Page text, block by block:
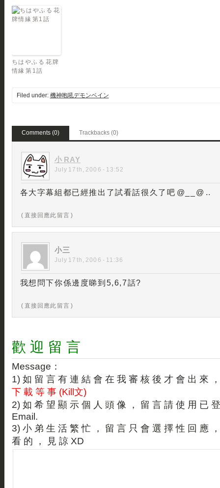
ちはやふる 花牌
情緣 第1話
Filed under: 機神咆吼デモンベイン
Comments (0) Trackbacks (0)
小 RAY
July 17th, 2006 - 13:52
各大字幕組都已經推出了試看話很久了吧 @__@ ..
( 直接回應此留言 )
小三
July 17th, 2006 - 11:36
我想問下你係邊度睇到5,6,7話?
( 直接回應此留言 )
歡 迎 留 言
Message：
1) 如 留 言 有 連 結 會 在 我 審 核 後 才 會 出 來
下 載 等 事 (Kill文)
2) 如 希 望 顯 示 個 人 頭 像 ， 留 言 請 使 用 已
Email.
3) 小 弟 生 活 繁 忙 ， 留 言 只 會 選 擇 性 回 應
看 的 ， 見 諒 XD